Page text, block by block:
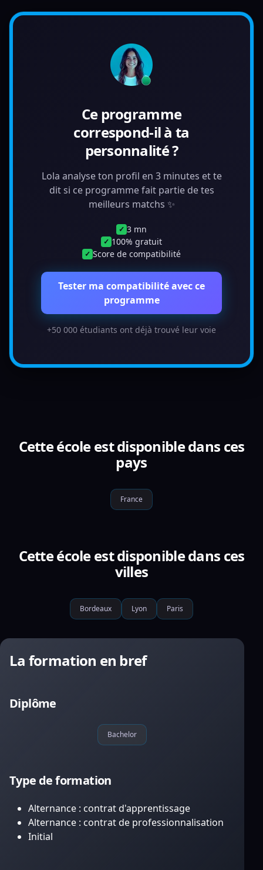
Ce programme
correspond-il à ta
personnalité ?
Lola analyse ton profil en 3 minutes et te
dit si ce programme fait partie de tes
meilleurs matchs ✨
✓ 3 mn
✓ 100% gratuit
✓ Score de compatibilité
Tester ma compatibilité avec ce
programme
+50 000 étudiants ont déjà trouvé leur voie
Cette école est disponible dans ces
pays
France
Cette école est disponible dans ces
villes
Bordeaux Lyon Paris
La formation en bref
Diplôme
Bachelor
Type de formation
Alternance : contrat d'apprentissage
Alternance : contrat de professionnalisation
Initial